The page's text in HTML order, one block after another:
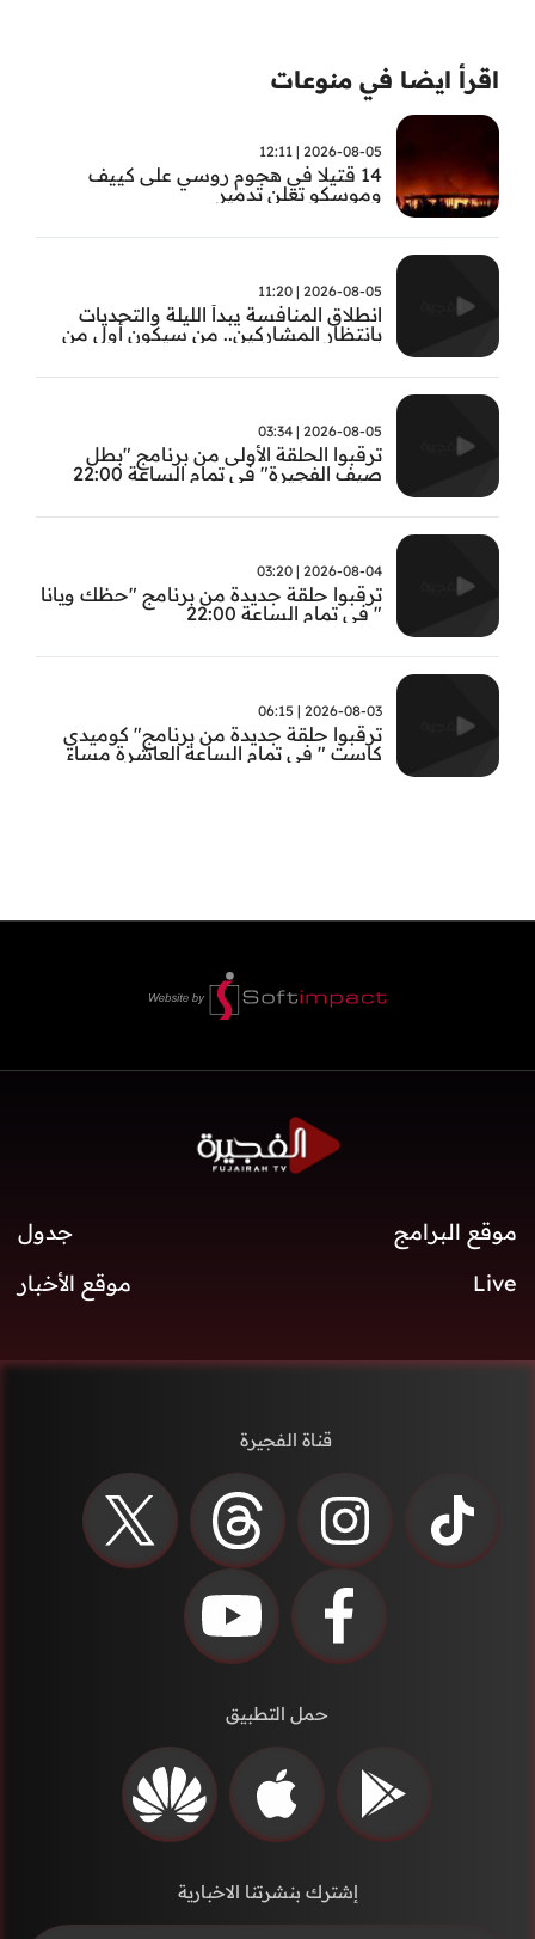
اقرأ ايضا في منوعات
2026-08-05 | 12:11
14 قتيلا في هجوم روسي على كييف
وموسكو تعلن تدمير
2026-08-05 | 11:20
انطلاق المنافسة يبدأ الليلة والتحديات
بانتظار المشاركين.. من سيكون أول من
تابعوا الحلقة الأولى الساعة 22:00 على قناة
2026-08-05 | 03:34
ترقبوا الحلقة الأولى من برنامج "بطل
صيف الفجيرة" في تمام الساعة 22:00
2026-08-04 | 03:20
ترقبوا حلقة جديدة من برنامج "حظك ويانا
" في تمام الساعة 22:00
2026-08-03 | 06:15
ترقبوا حلقة جديدة من برنامج" كوميدي
كاست " في تمام الساعة العاشرة مساء
موقع البرامج
جدول
Live
موقع الأخبار
قناة الفجيرة
حمل التطبيق
إشترك بنشرتنا الاخبارية